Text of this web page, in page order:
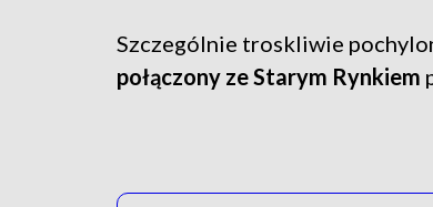
Szczególnie troskliwie
połączony ze Starym Rynkiem